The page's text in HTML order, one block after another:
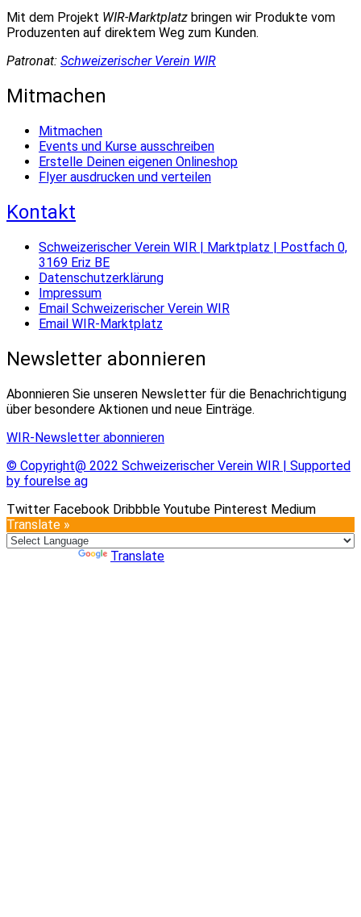
Mit dem Projekt WIR-Marktplatz bringen wir Produkte vom
Produzenten auf direktem Weg zum Kunden.
Patronat: Schweizerischer Verein WIR
Mitmachen
Mitmachen
Events und Kurse ausschreiben
Erstelle Deinen eigenen Onlineshop
Flyer ausdrucken und verteilen
Kontakt
Schweizerischer Verein WIR | Marktplatz | Postfach 0,
3169 Eriz BE
Datenschutzerklärung
Impressum
Email Schweizerischer Verein WIR
Email WIR-Marktplatz
Newsletter abonnieren
Abonnieren Sie unseren Newsletter für die Benachrichtigung
über besondere Aktionen und neue Einträge.
WIR-Newsletter abonnieren
© Copyright@ 2022 Schweizerischer Verein WIR | Supported
by fourelse ag
Twitter Facebook Dribbble Youtube Pinterest Medium
Translate »
Translate